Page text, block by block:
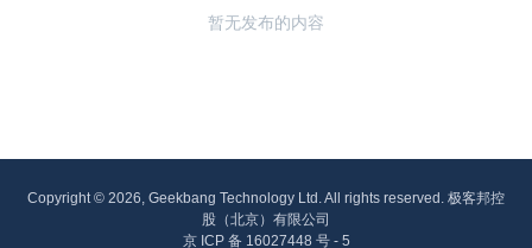
暂无发布的内容
Copyright © 2026, Geekbang Technology Ltd. All rights reserved. 极客邦控
股（北京）有限公司
京 ICP 备 16027448 号 - 5